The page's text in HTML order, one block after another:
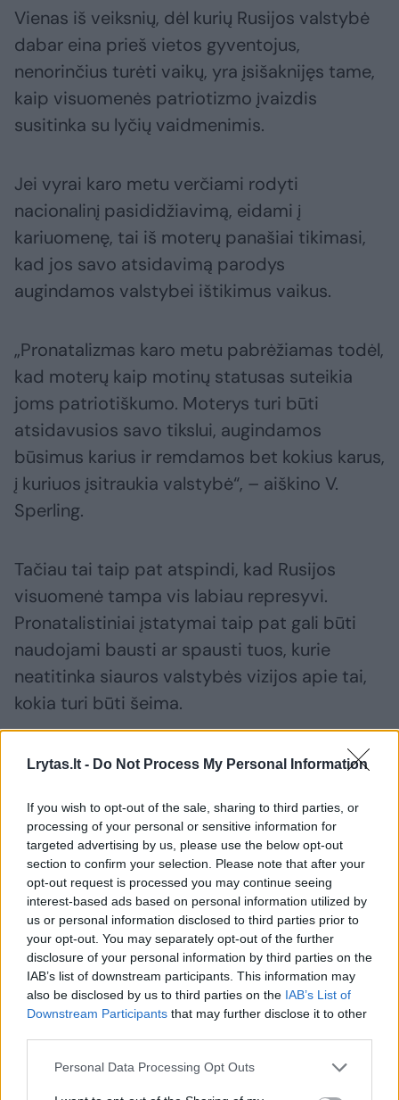
Lrytas.lt - Do Not Process My Personal Information
If you wish to opt-out of the sale, sharing to third parties, or
processing of your personal or sensitive information for
targeted advertising by us, please use the below opt-out
section to confirm your selection. Please note that after your
opt-out request is processed you may continue seeing
interest-based ads based on personal information utilized by
us or personal information disclosed to third parties prior to
your opt-out. You may separately opt-out of the further
disclosure of your personal information by third parties on the
IAB’s list of downstream participants. This information may
also be disclosed by us to third parties on the IAB’s List of
Downstream Participants that may further disclose it to other
Personal Data Processing Opt Outs
Vienas iš veiksnių, dėl kurių Rusijos valstybė
dabar eina prieš vietos gyventojus,
nenorinčius turėti vaikų, yra įsišaknijęs tame,
kaip visuomenės patriotizmo įvaizdis
susitinka su lyčių vaidmenimis.
Jei vyrai karo metu verčiami rodyti
nacionalinį pasididžiavimą, eidami į
kariuomenę, tai iš moterų panašiai tikimasi,
kad jos savo atsidavimą parodys
augindamos valstybei ištikimus vaikus.
„Pronatalizmas karo metu pabrėžiamas todėl,
kad moterų kaip motinų statusas suteikia
joms patriotiškumo. Moterys turi būti
atsidavusios savo tikslui, augindamos
būsimus karius ir remdamos bet kokius karus,
į kuriuos įsitraukia valstybė“, – aiškino V.
Sperling.
Tačiau tai taip pat atspindi, kad Rusijos
visuomenė tampa vis labiau represyvi.
Pronatalistiniai įstatymai taip pat gali būti
naudojami bausti ar spausti tuos, kurie
neatitinka siauros valstybės vizijos apie tai,
kokia turi būti šeima.
Rusijos teisininkai jau išreiškė susirūpinimą,
projektas yra neaiškiai suformuluotas ir gali
būti interpretuojamas taip, kad užgniaužtų
pokalbius apie bet ką, pradedant abortais ir
baigiant gimstamumo kontrole.
Jis taip pat gali tapti papildoma teisine
priemone Rusijos saugumo tarnyboms bausti
tuos, kurie pasisako prieš Maskvos invaziją į
Ukrainą, ypač feministines aktyvistes,
tapusias pagrindine nedidelio Rusijos